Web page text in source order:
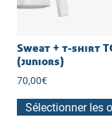
Sweat + t-shirt
(juniors)
70,00€
Sélectionner les